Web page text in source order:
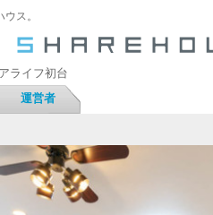
ス。
ライフ初台
運営者